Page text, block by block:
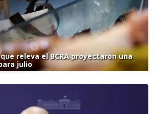
releva el BCRA proyectaron una
julio